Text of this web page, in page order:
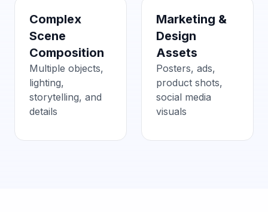
Complex
Scene
Composition
Multiple objects,
lighting,
storytelling, and
details
Marketing &
Design
Assets
Posters, ads,
product shots,
social media
visuals